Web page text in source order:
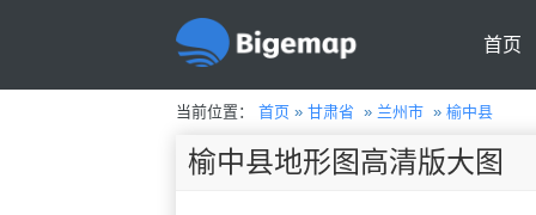
首页
当前位置： 首页» 甘肃省 » 兰州市» 榆中县
榆中县地形图高清版大图